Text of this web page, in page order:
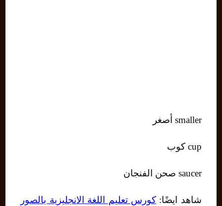
smaller أصغر
cup كوب
saucer صحن الفنجان
شاهد ايضًا:كورس تعليم اللغة الانجليزية بالصور